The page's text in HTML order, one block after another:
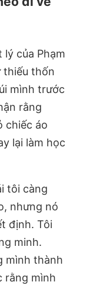
lý của Phạm
thiếu thốn
mình trước
rằng
chiếc áo
lại làm học
tôi càng
nhưng nó
định. Tôi
minh.
mình thành
rằng mình